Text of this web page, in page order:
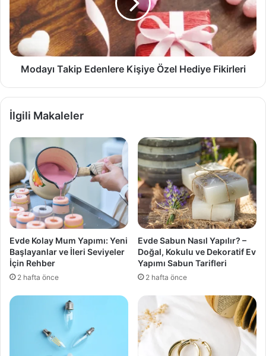
Özel
Hediye
Fikirleri
Modayı Takip Edenlere Kişiye Özel Hediye Fikirleri
İlgili Makaleler
Evde Kolay Mum Yapımı: Yeni
Başlayanlar ve İleri Seviyeler
İçin Rehber
2 hafta önce
Evde Sabun Nasıl Yapılır? –
Doğal, Kokulu ve Dekoratif Ev
Yapımı Sabun Tarifleri
2 hafta önce